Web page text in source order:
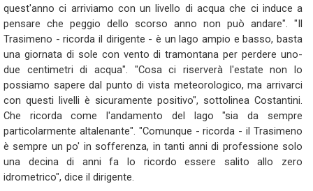
quest'anno ci arriviamo con un livello di acqua che ci induce a
pensare che peggio dello scorso anno non può andare". "Il
Trasimeno - ricorda il dirigente - è un lago ampio e basso, basta
una giornata di sole con vento di tramontana per perdere uno-
due
centimetri di acqua". "Cosa ci riserverà l'estate non
lo
possiamo sapere dal punto di vista meteorologico, ma arrivarci
con questi livelli è sicuramente positivo", sottolinea Costantini.
Che
ricorda come l'andamento del lago "sia da
sempre
particolarmente altalenante". "Comunque - ricorda - il Trasimeno
è sempre un po' in sofferenza, in tanti anni di professione solo
una
decina di anni fa lo ricordo essere salito allo
zero
idrometrico", dice il dirigente.